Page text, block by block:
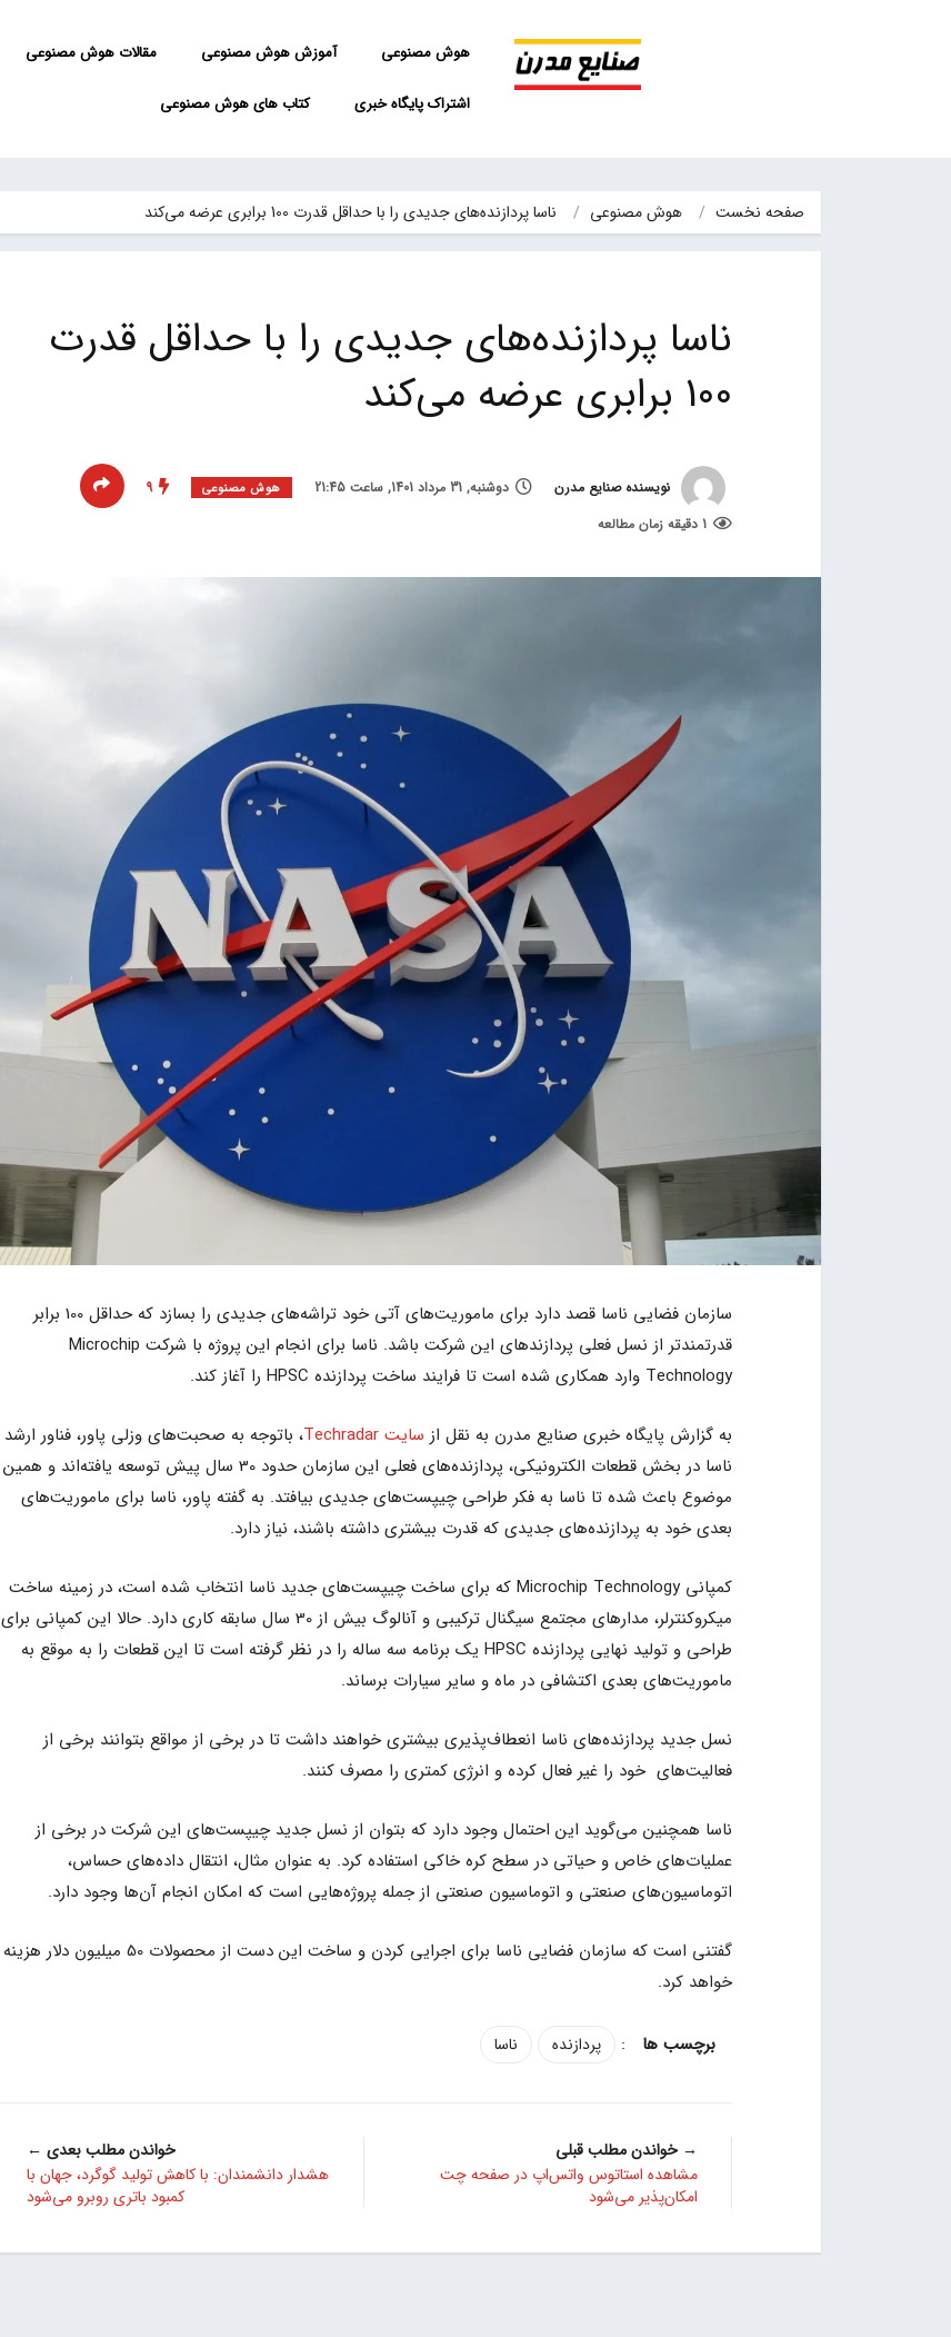
هوش مصنوعی آموزش هوش مصنوعی مقالات هوش مصنوعی
اشتراک پایگاه خبری کتاب های هوش مصنوعی
صفحه نخست هوش مصنوعی ناسا پردازنده‌های جدیدی را با حداقل قدرت 100 برابری عرضه می‌کند
ناسا پردازنده‌های جدیدی را با حداقل قدرت
100 برابری عرضه می‌کند
نویسنده صنایع مدرن دوشنبه, 31 مرداد 1401, ساعت 21:45 هوش مصنوعی
9
1 دقیقه زمان مطالعه
سازمان فضایی ناسا قصد دارد برای ماموریت‌های آتی خود تراشه‌های جدیدی را بسازد که حداقل 100 برابر
قدرتمندتر از نسل فعلی پردازندهای این شرکت باشد. ناسا برای انجام این پروژه با شرکت Microchip
Technology وارد همکاری شده است تا فرایند ساخت پردازنده HPSC را آغاز کند.
به گزارش پایگاه خبری صنایع مدرن به نقل از سایت Techradar
، باتوجه به صحبت‌های وزلی پاور، فناور ارشد
ناسا در بخش قطعات الکترونیکی، پردازنده‌های فعلی این سازمان حدود 30 سال پیش توسعه یافته‌اند و همین
موضوع باعث شده تا ناسا به فکر طراحی چیپست‌های جدیدی بیافتد. به گفته پاور، ناسا برای ماموریت‌های
بعدی خود به پردازنده‌های جدیدی که قدرت بیشتری داشته باشند، نیاز دارد.
کمپانی Microchip Technology که برای ساخت چیپست‌های جدید ناسا انتخاب شده است، در زمینه ساخت
میکروکنترلر، مدارهای مجتمع سیگنال ترکیبی و آنالوگ بیش از 30 سال سابقه کاری دارد. حالا این کمپانی برای
طراحی و تولید نهایی پردازنده HPSC یک برنامه سه ساله را در نظر گرفته است تا این قطعات را به موقع به
ماموریت‌های بعدی اکتشافی در ماه و سایر سیارات برساند.
نسل جدید پردازنده‌های ناسا انعطاف‌پذیری بیشتری خواهند داشت تا در برخی از مواقع بتوانند برخی از
فعالیت‌های خود را غیر فعال کرده و انرژی کمتری را مصرف کنند.
ناسا همچنین می‌گوید این احتمال وجود دارد که بتوان از نسل جدید چیپست‌های این شرکت در برخی از
عملیات‌های خاص و حیاتی در سطح کره خاکی استفاده کرد. به عنوان مثال، انتقال داده‌های حساس،
اتوماسیون‌های صنعتی و اتوماسیون صنعتی از جمله پروژه‌هایی است که امکان انجام آن‌ها وجود دارد.
گفتنی است که سازمان فضایی ناسا برای اجرایی کردن و ساخت این دست از محصولات 50 میلیون دلار هزینه
خواهد کرد.
: پردازنده ناسا
→ خواندن مطلب قبلی
مشاهده استاتوس‌ واتس‌اپ در صفحه چت
امکان‌پذیر می‌شود
خواندن مطلب بعدی ←
هشدار دانشمندان: با کاهش تولید گوگرد، جهان با
کمبود باتری روبرو می‌شود